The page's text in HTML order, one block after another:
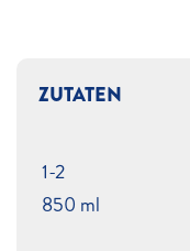
ZUTATEN
1-2
850 ml